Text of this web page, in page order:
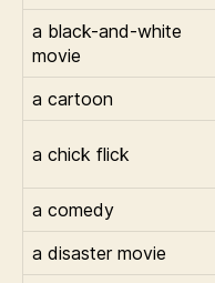
a black-and-white
movie
a cartoon
a chick flick
a comedy
a disaster movie